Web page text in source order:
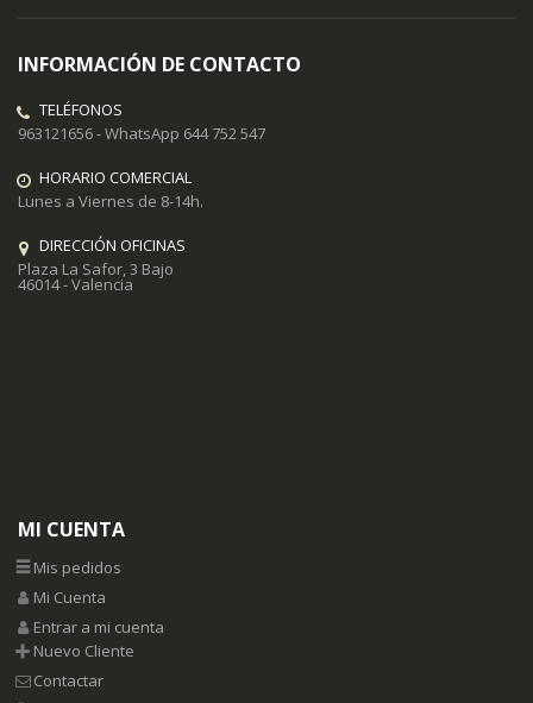
INFORMACIÓN DE CONTACTO
TELÉFONOS
963121656 - WhatsApp 644 752 547
HORARIO COMERCIAL
Lunes a Viernes de 8-14h.
DIRECCIÓN OFICINAS
Plaza La Safor, 3 Bajo
46014 - Valencia
MI CUENTA
Mis pedidos
Mi Cuenta
Entrar a mi cuenta
Nuevo Cliente
Contactar